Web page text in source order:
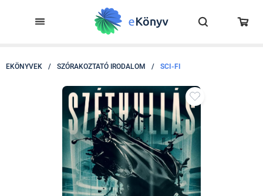
EKÖNYVEK / SZÓRAKOZTATÓ IRODALOM / SCI-FI